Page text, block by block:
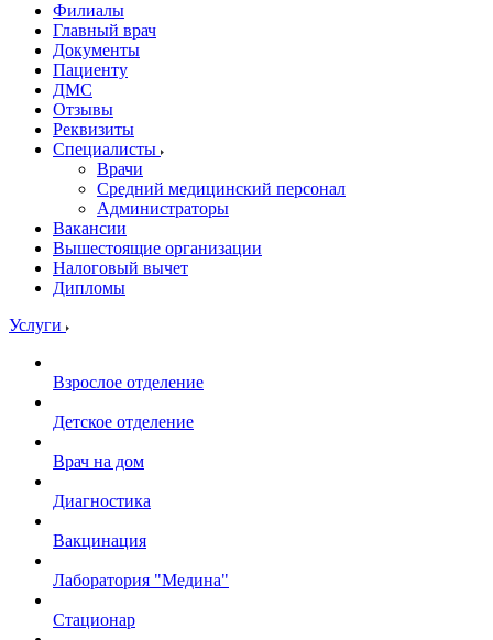
Филиалы
Главный врач
Документы
Пациенту
ДМС
Отзывы
Реквизиты
Специалисты
Врачи
Средний медицинский персонал
Администраторы
Вакансии
Вышестоящие организации
Налоговый вычет
Дипломы
Услуги
Взрослое отделение
Детское отделение
Врач на дом
Диагностика
Вакцинация
Лаборатория "Медина"
Стационар